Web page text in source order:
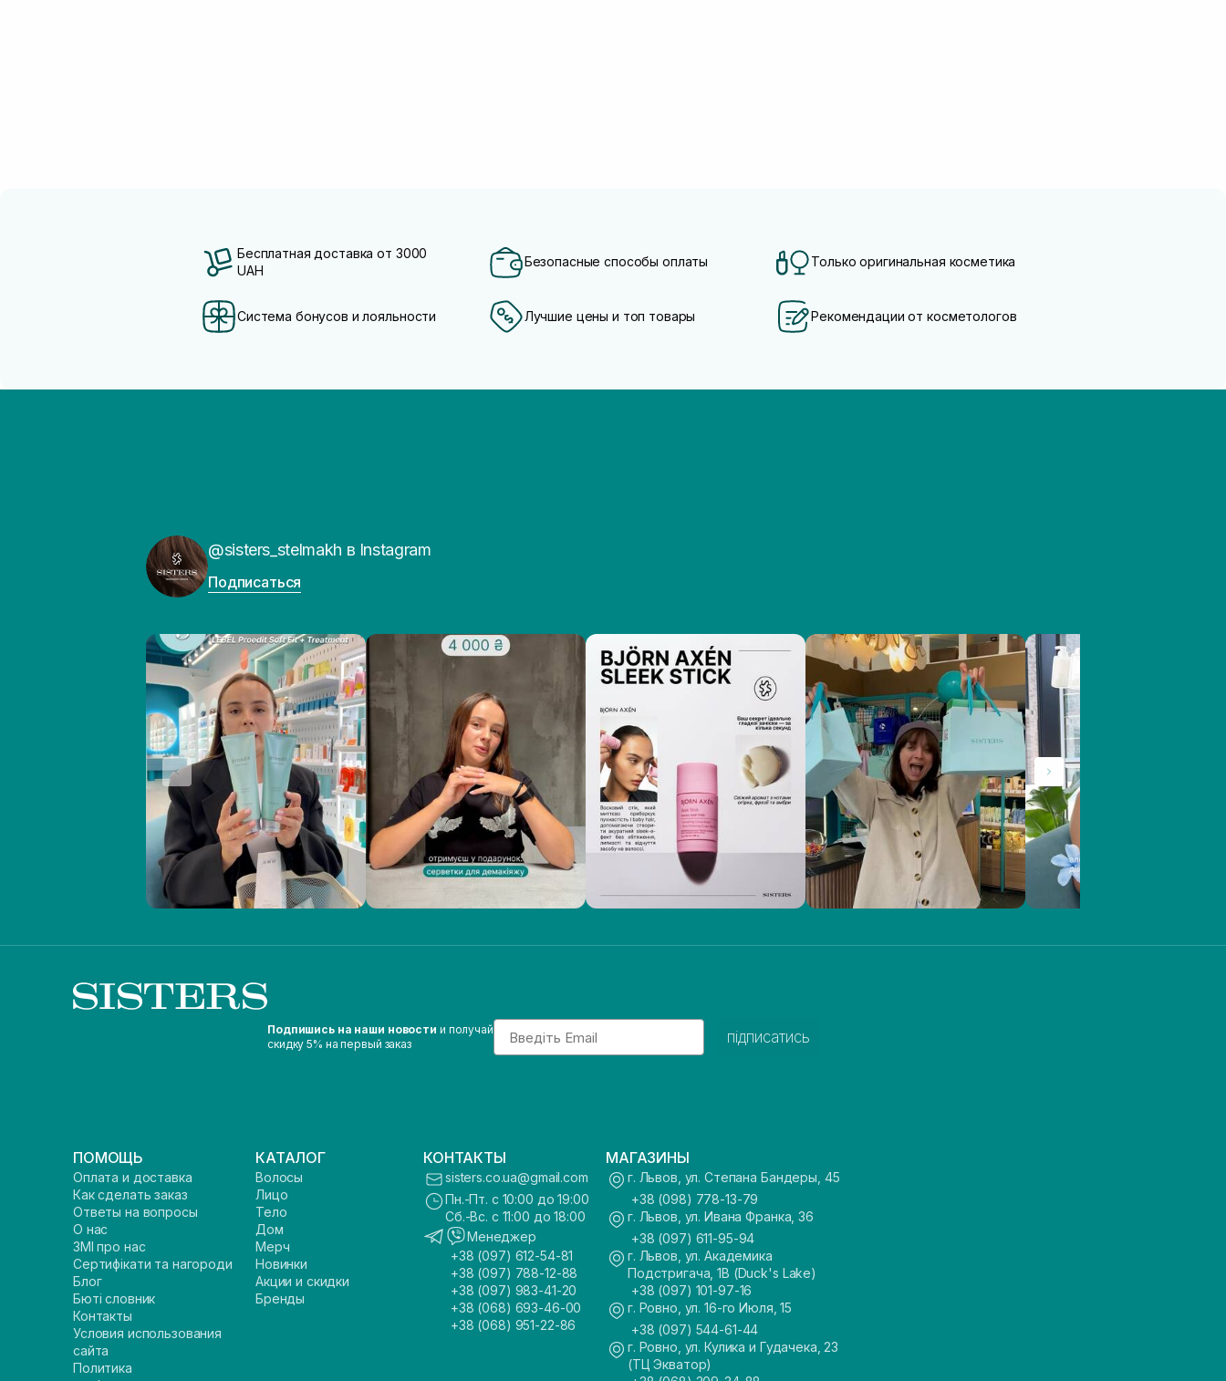
Бесплатная доставка от 3000
UAH
Безопасные способы оплаты Только оригинальная косметика
Система бонусов и лояльности Лучшие цены и топ товары Рекомендации от косметологов
@sisters_stelmakh в Instagram
Подписаться
Подпишись на наши новости и получай
скидку 5% на первый заказ
Email
підписатись
ПОМОЩЬ
Оплата и доставка
Как сделать заказ
Ответы на вопросы
О нас
ЗМІ про нас
Сертифікати та нагороди
Блог
Бюті словник
Контакты
Условия использования
сайта
Политика
КАТАЛОГ
Волосы
Лицо
Тело
Дом
Мерч
Новинки
Акции и скидки
Бренды
КОНТАКТЫ
sisters.co.ua@gmail.com
Пн.-Пт. с 10:00 до 19:00
Сб.-Вс. с 11:00 до 18:00
Менеджер
+38 (097) 612-54-81
+38 (097) 788-12-88
+38 (097) 983-41-20
+38 (068) 693-46-00
+38 (068) 951-22-86
МАГАЗИНЫ
г. Львов, ул. Степана Бандеры, 45
+38 (098) 778-13-79
г. Львов, ул. Ивана Франка, 36
+38 (097) 611-95-94
г. Львов, ул. Академика
Подстригача, 1В (Duck's Lake)
+38 (097) 101-97-16
г. Ровно, ул. 16-го Июля, 15
+38 (097) 544-61-44
г. Ровно, ул. Кулика и Гудачека, 23
(ТЦ Экватор)